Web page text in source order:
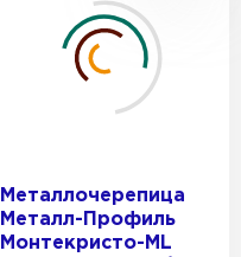
Металлочерепица
Металл-Профиль
Монтекристо-ML